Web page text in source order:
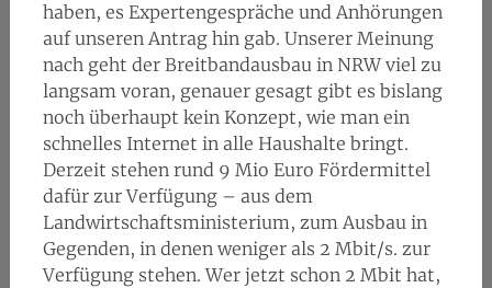
haben, es Expertengespräche und Anhörungen
auf unseren Antrag hin gab. Unserer Meinung
nach geht der Breitbandausbau in NRW viel zu
langsam voran, genauer gesagt gibt es bislang
noch überhaupt kein Konzept, wie man ein
schnelles Internet in alle Haushalte bringt.
Derzeit stehen rund 9 Mio Euro Fördermittel
dafür zur Verfügung – aus dem
Landwirtschaftsministerium, zum Ausbau in
Gegenden, in denen weniger als 2 Mbit/s. zur
Verfügung stehen. Wer jetzt schon 2 Mbit hat,